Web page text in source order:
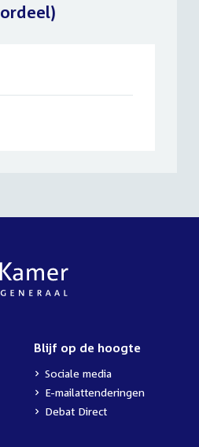
Blijf op de hoogte
Sociale media
E-mailattenderingen
Debat Direct